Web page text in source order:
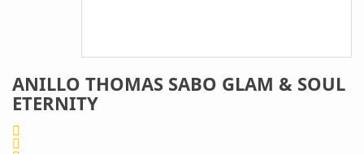
ANILLO THOMAS SABO GLAM & SOUL
ETERNITY